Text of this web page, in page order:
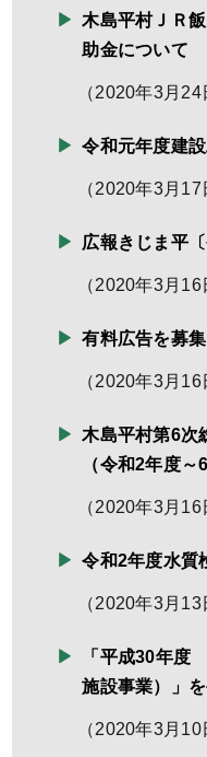
木島平村ＪＲ
助金について
（2020年3月24
令和元年度建
（2020年3月17
広報きじま平
（2020年3月16
有料広告を募
（2020年3月16
木島平村第6
（令和2年度～
（2020年3月16
令和2年度水質
（2020年3月13
「平成30年度
施設事業）」
（2020年3月10